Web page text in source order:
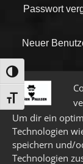
Um dir ein
Technologien
speichern und/
Technologien
UMSCHALTEN
SCHRIFT
t
v
:
Passwort
Neuer
Das Könnte